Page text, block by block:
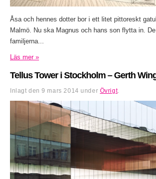
Åsa och hennes dotter bor i ett litet pittoreskt
Malmö. Nu ska Magnus och hans son flytta in.
familjerna...
Läs mer »
Tellus Tower i Stockholm – Gerth
Inlagt den9 mars 2014 under Övrigt.